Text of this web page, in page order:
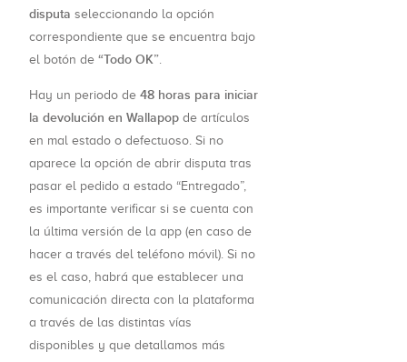
disputa seleccionando la opción
correspondiente que se encuentra bajo
el botón de “Todo OK”
Hay un periodo de 48 horas para iniciar
la devolución en Wallapop de artículos
en mal estado o defectuoso. Si no
aparece la opción de abrir disputa tras
pasar el pedido a estado “Entregado”,
es importante verificar si se cuenta con
la última versión de la app (en caso de
hacer a través del teléfono móvil). Si no
es el caso, habrá que establecer una
comunicación directa con la plataforma
a través de las distintas vías
disponibles y que detallamos más